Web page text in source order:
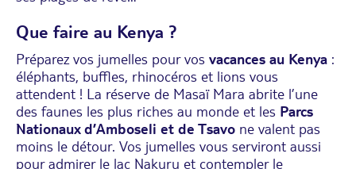
Que faire au Kenya ?
Préparez vos jumelles pour vos vacances au Kenya :
éléphants, buffles, rhinocéros et lions vous
attendent ! La réserve de Masaï Mara abrite l’une
des faunes les plus riches au monde et les Parcs
Nationaux d’Amboseli et de Tsavo ne valent pas
moins le détour. Vos jumelles vous serviront aussi
pour admirer le lac Nakuru et contempler le